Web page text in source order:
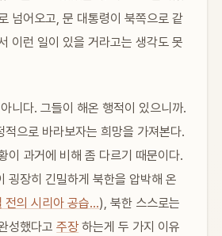
넘어오고, 문 대통령이 북쪽으로 같
이런 일이 있을 거라고는 생각도 못
니다. 그들이 해온 행적이 있으니까.
적으로 바라보자는 희망을 가져본다.
이 과거에 비해 좀 다르기 때문이다.
굉장히 긴밀하게 북한을 압박해 온
전의 시리아 공습…), 북한 스스로는
성했다고주장 하는게 두 가지 이유